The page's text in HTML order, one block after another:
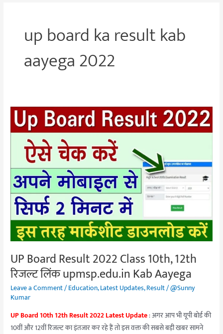
up board ka result kab
aayega 2022
UP Board Result 2022 Class 10th, 12th
रिजल्ट लिंक upmsp.edu.in Kab Aayega
Leave a Comment/Education,Latest Updates,Result/@Sunny
Kumar
UP Board 10th 12th Result 2022 Latest Update: अगर आप भी यूपी बोर्ड की
10वीं और 12वीं रिजल्ट का इंतजार कर रहे हैं तो इस वक्त की सबसे बड़ी खबर सामने
UP
Board
Result
2022
10th,
12th
रिजल्ट
लिंक
upmsp.edu.in
Kab